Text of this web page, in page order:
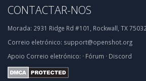
CONTACTAR-NOS
Morada: 2931 Ridge Rd #101, Rockwall, TX
Correio eletrónico: support@openshot.org
Apoio Correio eletrónico: · Fórum · Discord